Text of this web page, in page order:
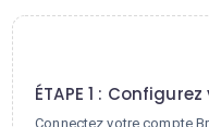
ÉTAPE 1 :
Connectez votre compte